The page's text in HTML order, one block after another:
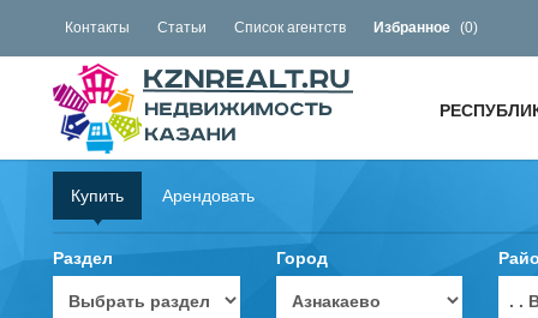
Контакты Статьи Список агентств Избранное (0)
Купить Арендовать
Раздел Город
. .